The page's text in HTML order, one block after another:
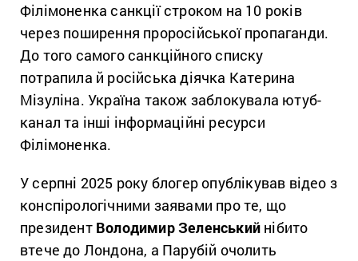
Філімоненка санкції строком на 10 років
через поширення проросійської пропаганди.
До того самого санкційного списку
потрапила й російська діячка Катерина
Мізуліна. Україна також заблокувала ютуб-
канал та інші інформаційні ресурси
Філімоненка.
У серпні 2025 року блогер опублікував відео з
конспірологічними заявами про те, що
президент Володимир Зеленський нібито
втече до Лондона, а Парубій очолить